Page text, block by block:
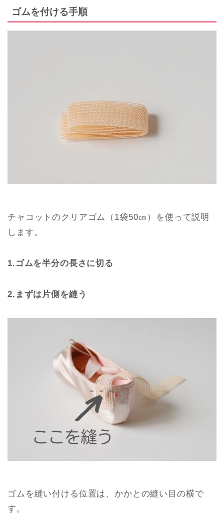
ゴムを付ける手順
チャコットのクリアゴム（1袋50㎝）を使って説明
します。
1.ゴムを半分の長さに切る
2.まずは片側を縫う
ゴムを縫い付ける位置は、かかとの縫い目の横で
す。